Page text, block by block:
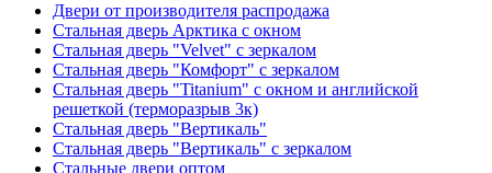
Двери от производителя распродажа
Стальная дверь Арктика с окном
Стальная дверь "Velvet" с зеркалом
Стальная дверь "Комфорт" с зеркалом
Стальная дверь "Titanium" с окном и английской
решеткой (терморазрыв 3к)
Стальная дверь "Вертикаль"
Стальная дверь "Вертикаль" с зеркалом
Стальные двери оптом